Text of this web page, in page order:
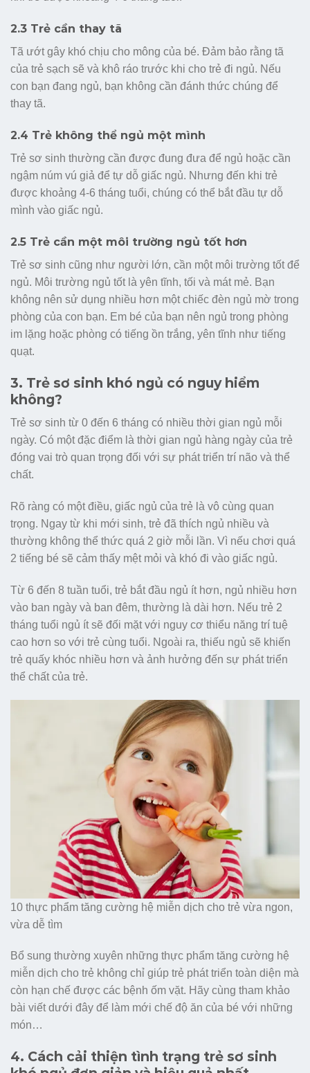
2.3 Trẻ cần thay tã
Tã ướt gây khó chịu cho mông của bé. Đảm bảo rằng tã
của trẻ sạch sẽ và khô ráo trước khi cho trẻ đi ngủ. Nếu
con bạn đang ngủ, bạn không cần đánh thức chúng để
thay tã.
2.4 Trẻ không thể ngủ một mình
Trẻ sơ sinh thường cần được đung đưa để ngủ hoặc cần
ngậm núm vú giả để tự dỗ giấc ngủ. Nhưng đến khi trẻ
được khoảng 4-6 tháng tuổi, chúng có thể bắt đầu tự dỗ
mình vào giấc ngủ.
2.5 Trẻ cần một môi trường ngủ tốt hơn
Trẻ sơ sinh cũng như người lớn, cần một môi trường tốt để
ngủ. Môi trường ngủ tốt là yên tĩnh, tối và mát mẻ. Bạn
không nên sử dụng nhiều hơn một chiếc đèn ngủ mờ trong
phòng của con bạn. Em bé của bạn nên ngủ trong phòng
im lặng hoặc phòng có tiếng ồn trắng, yên tĩnh như tiếng
quạt.
3. Trẻ sơ sinh khó ngủ có nguy hiểm
không?
Trẻ sơ sinh từ 0 đến 6 tháng có nhiều thời gian ngủ mỗi
ngày. Có một đặc điểm là thời gian ngủ hàng ngày của trẻ
đóng vai trò quan trọng đối với sự phát triển trí não và thể
chất.
Rõ ràng có một điều, giấc ngủ của trẻ là vô cùng quan
trọng. Ngay từ khi mới sinh, trẻ đã thích ngủ nhiều và
thường không thể thức quá 2 giờ mỗi lần. Vì nếu chơi quá
2 tiếng bé sẽ cảm thấy mệt mỏi và khó đi vào giấc ngủ.
Từ 6 đến 8 tuần tuổi, trẻ bắt đầu ngủ ít hơn, ngủ nhiều hơn
vào ban ngày và ban đêm, thường là dài hơn. Nếu trẻ 2
tháng tuổi ngủ ít sẽ đối mặt với nguy cơ thiểu năng trí tuệ
cao hơn so với trẻ cùng tuổi. Ngoài ra, thiếu ngủ sẽ khiến
trẻ quấy khóc nhiều hơn và ảnh hưởng đến sự phát triển
thể chất của trẻ.
10 thực phẩm tăng cường hệ miễn dịch cho trẻ vừa ngon,
vừa dễ tìm
Bổ sung thường xuyên những thực phẩm tăng cường hệ
miễn dịch cho trẻ không chỉ giúp trẻ phát triển toàn diện mà
còn hạn chế được các bệnh ốm vặt. Hãy cùng tham khảo
bài viết dưới đây để làm mới chế độ ăn của bé với những
món…
4. Cách cải thiện tình trạng trẻ sơ sinh